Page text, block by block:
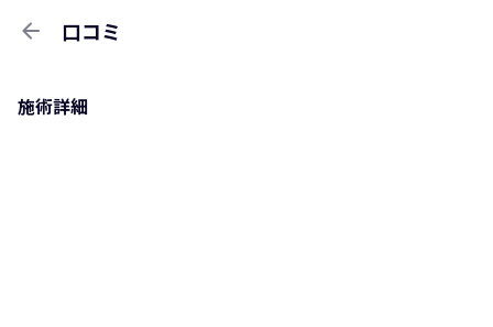
arrow_back 口コミ
施術詳細